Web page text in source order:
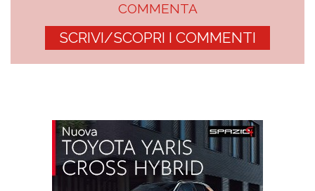
COMMENTA
SCRIVI/SCOPRI I COMMENTI